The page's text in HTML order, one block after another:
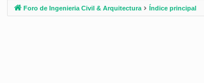
Foro de Ingenieria Civil & Arquitectura Índice principal